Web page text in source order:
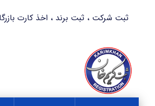
ثبت شرکت ، ثبت برند ، اخذ کارت بازرگانی و